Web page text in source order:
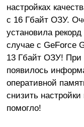
настройках
с 16 Гбайт ОЗУ.
установила
случае с GeForce
13 Гбайт ОЗУ! При
появилось
оперативной
снизить
помогло!